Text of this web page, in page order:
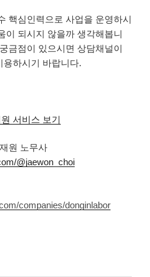
핵심인력으로 사업을 운영하시
이 되시지 않을까 생각해봅니
금점이 있으시면 상담채널이
하시기 바랍니다.
서비스 보기
원 노무사
@jaewon_choi
companies/donginlabor